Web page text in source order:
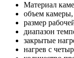
Материал
объем
размер
диапазон
закрытые
нагрев с